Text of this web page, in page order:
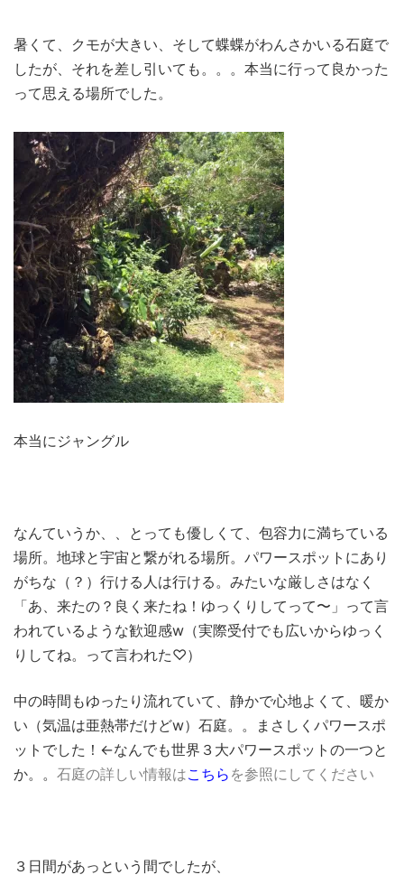
暑くて、クモが大きい、そして蝶蝶がわんさかいる石庭で
したが、それを差し引いても。。。本当に行って良かった
って思える場所でした。
本当にジャングル
なんていうか、、とっても優しくて、包容力に満ちている
場所。地球と宇宙と繋がれる場所。パワースポットにあり
がちな（？）行ける人は行ける。みたいな厳しさはなく
「あ、来たの？良く来たね！ゆっくりしてって〜」って言
われているような歓迎感w（実際受付でも広いからゆっく
りしてね。って言われた♡）
中の時間もゆったり流れていて、静かで心地よくて、暖か
い（気温は亜熱帯だけどw）石庭。。まさしくパワースポ
ットでした！←なんでも世界３大パワースポットの一つと
か。。 石庭の詳しい情報はこちら を参照にしてください
３日間があっという間でしたが、